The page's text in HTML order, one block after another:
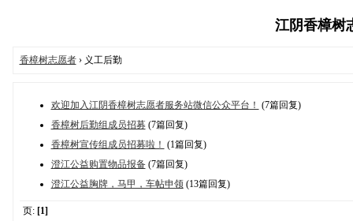
江阴香樟树
香樟树志愿者› 义工后勤
欢迎加入江阴香樟树志愿者服务站微信公众平台！ (7篇回复)
香樟树后勤组成员招募(7篇回复)
香樟树宣传组成员招募啦！ (1篇回复)
澄江公益购置物品报备(7篇回复)
澄江公益胸牌，马甲，车帖申领(13篇回复)
页: [1]